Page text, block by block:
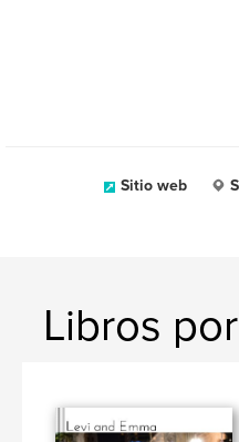
Sitio web
Libros